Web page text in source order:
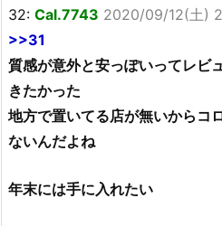
32: Cal.7743 2020/09/12(土)
>>31
質感が意外と安っぽいってレビ
きたかった
地方で置いてる店が無いからコ
ないんだよね
年末には手に入れたい